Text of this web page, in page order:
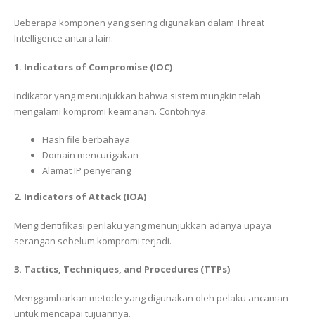
Beberapa komponen yang sering digunakan dalam Threat
Intelligence antara lain:
1. Indicators of Compromise (IOC)
Indikator yang menunjukkan bahwa sistem mungkin telah
mengalami kompromi keamanan. Contohnya:
Hash file berbahaya
Domain mencurigakan
Alamat IP penyerang
2. Indicators of Attack (IOA)
Mengidentifikasi perilaku yang menunjukkan adanya upaya
serangan sebelum kompromi terjadi.
3. Tactics, Techniques, and Procedures (TTPs)
Menggambarkan metode yang digunakan oleh pelaku ancaman
untuk mencapai tujuannya.